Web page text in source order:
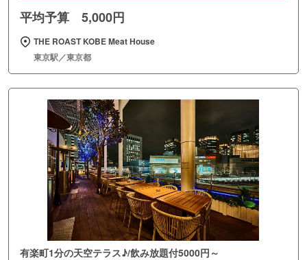
平均予算 5,000円
THE ROAST KOBE Meat House
東京駅／東京都
有楽町1分の天空テラス♪/飲み放題付5000円～